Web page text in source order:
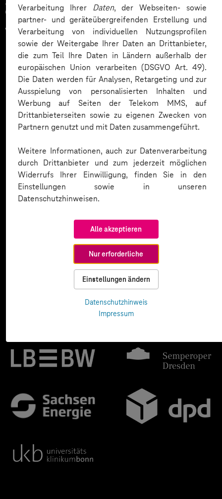
Verarbeitung Ihrer Daten, der Webseiten- sowie
partner- und geräteübergreifenden Erstellung und
Verarbeitung von individuellen Nutzungsprofilen
sowie der Weitergabe Ihrer Daten an Drittanbieter,
die zum Teil Ihre Daten in Ländern außerhalb der
europäischen Union verarbeiten (DSGVO Art. 49).
Die Daten werden für Analysen, Retargeting und zur
Ausspielung von personalisierten Inhalten und
Werbung auf Seiten der Telekom MMS, auf
Drittanbieterseiten sowie zu eigenen Zwecken von
Partnern genutzt und mit Daten zusammengeführt.
Weitere Informationen, auch zur Datenverarbeitung
durch Drittanbieter und zum jederzeit möglichen
Widerrufs Ihrer Einwilligung, finden Sie in den
Einstellungen sowie in unseren
Datenschutzhinweisen.
Alle akzeptieren
Nur erforderliche
Einstellungen ändern
Datenschutzhinweis
Impressum
Zahlreiche Unternehmen
vertrauen auf unsere
Expertise. Hier eine Auswahl: